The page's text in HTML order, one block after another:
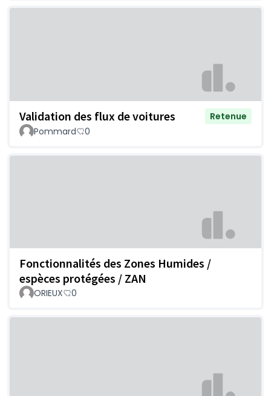
Validation des flux de voitures
Retenue
Pommard
0
Fonctionnalités des Zones Humides /
espèces protégées / ZAN
ORIEUX 0